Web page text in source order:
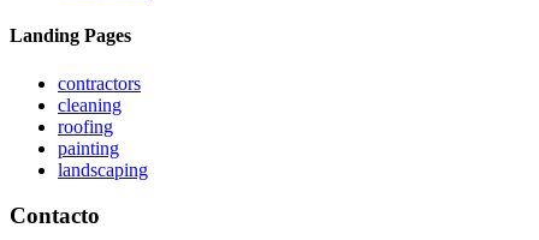
Landing Pages
contractors
cleaning
roofing
painting
landscaping
Contacto